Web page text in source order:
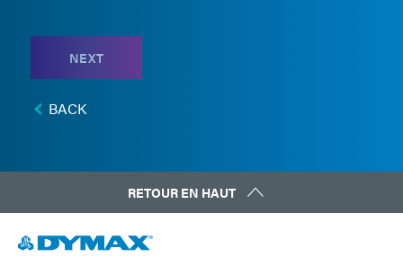
NEXT
BACK
RETOUR EN HAUT